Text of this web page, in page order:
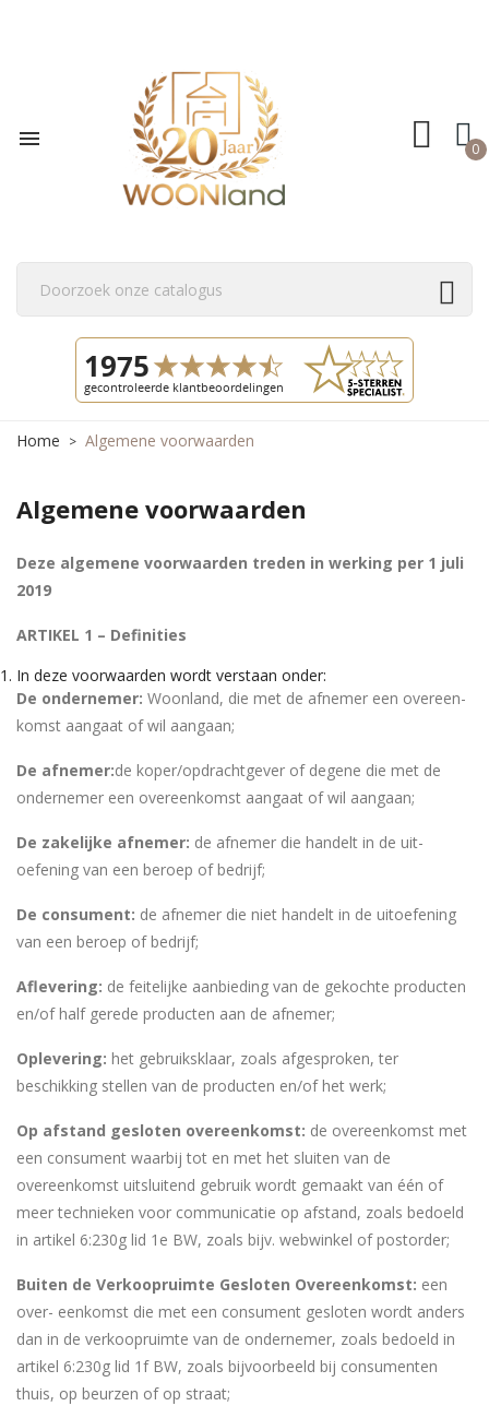
 0
Home Algemene voorwaarden
Algemene voorwaarden
Deze algemene voorwaarden treden in werking per 1 juli
2019
ARTIKEL 1 – Definities
In deze voorwaarden wordt verstaan onder:
De ondernemer: Woonland, die met de afnemer een overeen-
komst aangaat of wil aangaan;
De afnemer:de koper/opdrachtgever of degene die met de
ondernemer een overeenkomst aangaat of wil aangaan;
De zakelijke afnemer: de afnemer die handelt in de uit-
oefening van een beroep of bedrijf;
De consument: de afnemer die niet handelt in de uitoefening
van een beroep of bedrijf;
Aflevering: de feitelijke aanbieding van de gekochte producten
en/of half gerede producten aan de afnemer;
Oplevering: het gebruiksklaar, zoals afgesproken, ter
beschikking stellen van de producten en/of het werk;
Op afstand gesloten overeenkomst: de overeenkomst met
een consument waarbij tot en met het sluiten van de
overeenkomst uitsluitend gebruik wordt gemaakt van één of
meer technieken voor communicatie op afstand, zoals bedoeld
in artikel 6:230g lid 1e BW, zoals bijv. webwinkel of postorder;
Buiten de Verkoopruimte Gesloten Overeenkomst: een
over- eenkomst die met een consument gesloten wordt anders
dan in de verkoopruimte van de ondernemer, zoals bedoeld in
artikel 6:230g lid 1f BW, zoals bijvoorbeeld bij consumenten
thuis, op beurzen of op straat;